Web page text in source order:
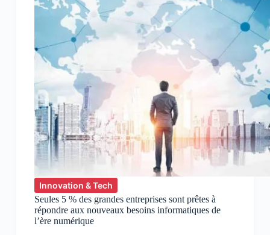
Innovation & Tech
Seules 5 % des grandes entreprises sont prêtes à
répondre aux nouveaux besoins informatiques de
l’ère numérique